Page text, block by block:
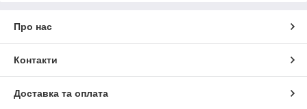
Про нас
Контакти
Доставка та оплата